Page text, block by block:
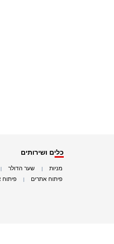
כלים ושירותים
מניות שער הדולר
פיתוח אתרים פיתוח